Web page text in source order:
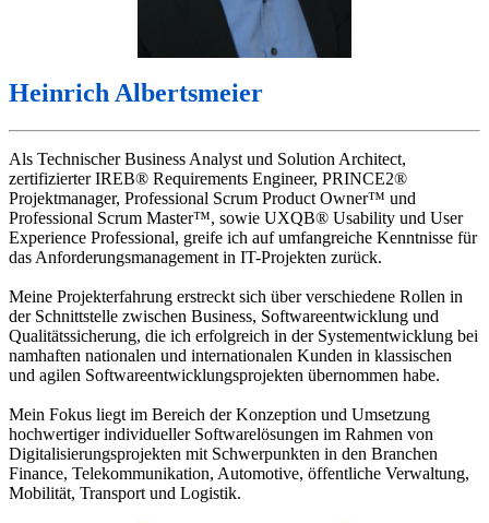
Heinrich Albertsmeier
Als Technischer Business Analyst und Solution Architect,
zertifizierter IREB® Requirements Engineer, PRINCE2®
Projektmanager, Professional Scrum Product Owner™ und
Professional Scrum Master™, sowie UXQB® Usability und User
Experience Professional, greife ich auf umfangreiche Kenntnisse für
das Anforderungsmanagement in IT-Projekten zurück.
Meine Projekterfahrung erstreckt sich über verschiedene Rollen in
der Schnittstelle zwischen Business, Softwareentwicklung und
Qualitätssicherung, die ich erfolgreich in der Systementwicklung bei
namhaften nationalen und internationalen Kunden in klassischen
und agilen Softwareentwicklungsprojekten übernommen habe.
Mein Fokus liegt im Bereich der Konzeption und Umsetzung
hochwertiger individueller Softwarelösungen im Rahmen von
Digitalisierungsprojekten mit Schwerpunkten in den Branchen
Finance, Telekommunikation, Automotive, öffentliche Verwaltung,
Mobilität, Transport und Logistik.